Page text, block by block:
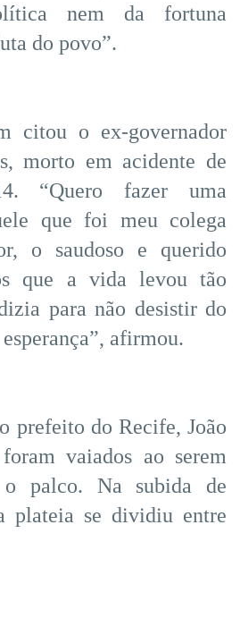
nem da fortuna
do povo”.
citou o ex-governador
morto em acidente de
“Quero fazer uma
que foi meu colega
o saudoso e querido
que a vida levou tão
para não desistir do
afirmou.
prefeito do Recife, João
vaiados ao serem
o palco. Na subida de
plateia se dividiu entre